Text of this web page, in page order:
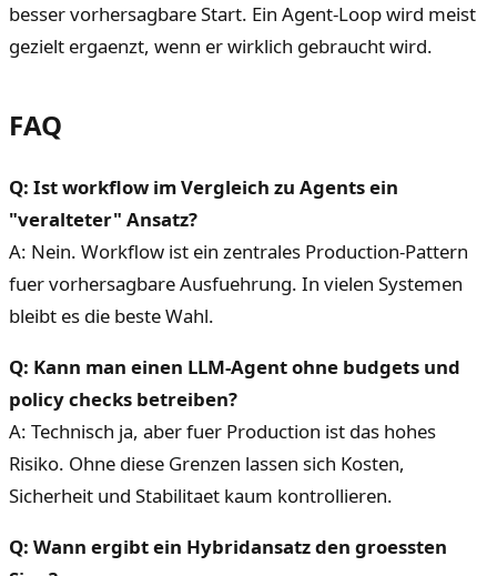
besser vorhersagbare Start. Ein Agent-Loop wird meist
gezielt ergaenzt, wenn er wirklich gebraucht wird.
FAQ
Q: Ist workflow im Vergleich zu Agents ein
"veralteter" Ansatz?
A: Nein. Workflow ist ein zentrales Production-Pattern
fuer vorhersagbare Ausfuehrung. In vielen Systemen
bleibt es die beste Wahl.
Q: Kann man einen LLM-Agent ohne budgets und
policy checks betreiben?
A: Technisch ja, aber fuer Production ist das hohes
Risiko. Ohne diese Grenzen lassen sich Kosten,
Sicherheit und Stabilitaet kaum kontrollieren.
Q: Wann ergibt ein Hybridansatz den groessten